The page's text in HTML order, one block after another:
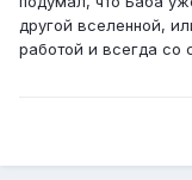
другой вселенной,
работой и всегда со